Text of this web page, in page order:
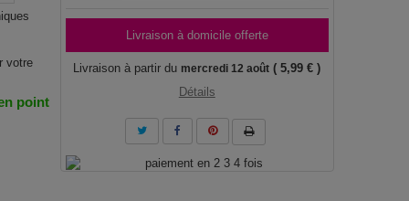
votre
point
Livraison à domicile offerte
Livraison à partir du mercredi 12 août ( 5,99 € )
Détails